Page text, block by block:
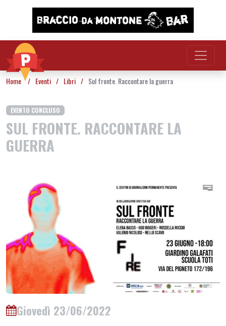
Vai al contenuto
Home / Eventi / Libri / Sul fronte. Raccontare la guerra
EVENTO CONCLUSO
SUL FRONTE. RACCONTARE LA
GUERRA
Giovedì 23/06/2022